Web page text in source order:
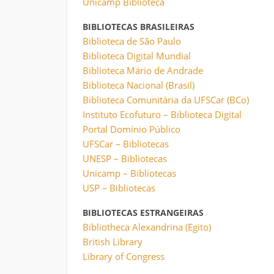
BIBLIOTECAS BRASILEIRAS
Biblioteca de São Paulo
Biblioteca Digital Mundial
Biblioteca Mário de Andrade
Biblioteca Nacional (Brasil)
Biblioteca Comunitária da UFSCar (BCo)
Instituto Ecofuturo – Biblioteca Digital
Portal Domínio Público
UFSCar – Bibliotecas
UNESP – Bibliotecas
Unicamp – Bibliotecas
USP – Bibliotecas
BIBLIOTECAS ESTRANGEIRAS
Bibliotheca Alexandrina (Egito)
British Library
Library of Congress